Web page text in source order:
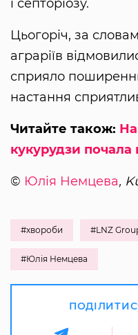
і септоріозу.
Цьогоріч, за
аграріїв
сприяло
настання
Читайте також:
кукурудзи
© Юлія Немцева,
#хвороби #LNZ
#Юлія Немцева